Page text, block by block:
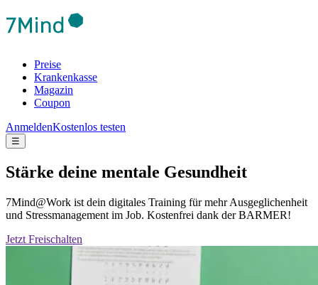
Preise
Krankenkasse
Magazin
Coupon
AnmeldenKostenlos testen
☰
Stärke deine mentale Gesundheit
7Mind@Work ist dein digitales Training für mehr Ausgeglichenheit
und Stressmanagement im Job. Kostenfrei dank der BARMER!
Jetzt Freischalten